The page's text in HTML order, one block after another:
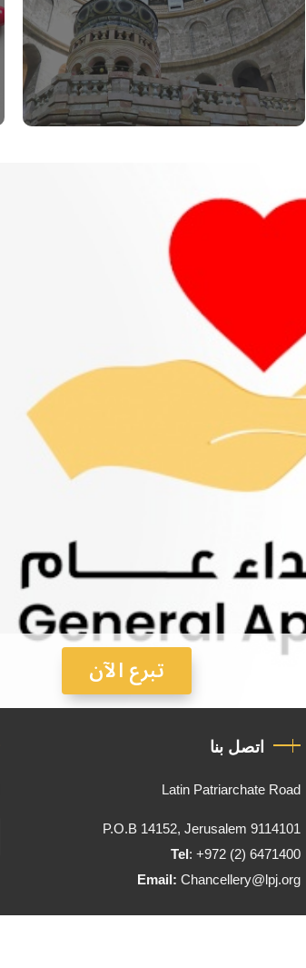
تبرع الآن
اتصل بنا
Latin Patriarchate Road
P.O.B 14152, Jerusalem 9114101
Tel: +972 (2) 6471400
Email:Chancellery@lpj.org